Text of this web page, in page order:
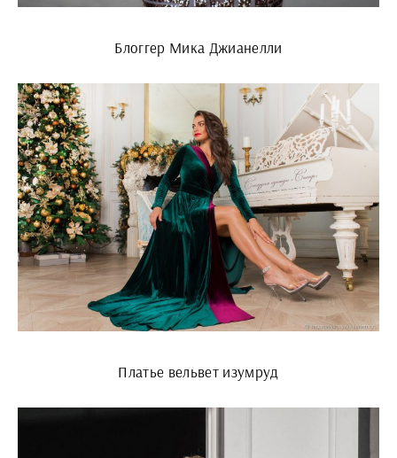
Блоггер Мика Джианелли
Платье вельвет изумруд